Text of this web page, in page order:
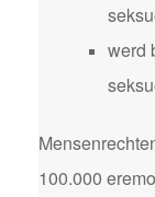
werd
100.000